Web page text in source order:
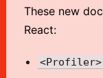
These new
React:
<Profiler>
Buraxılış
1. Salam Dünya